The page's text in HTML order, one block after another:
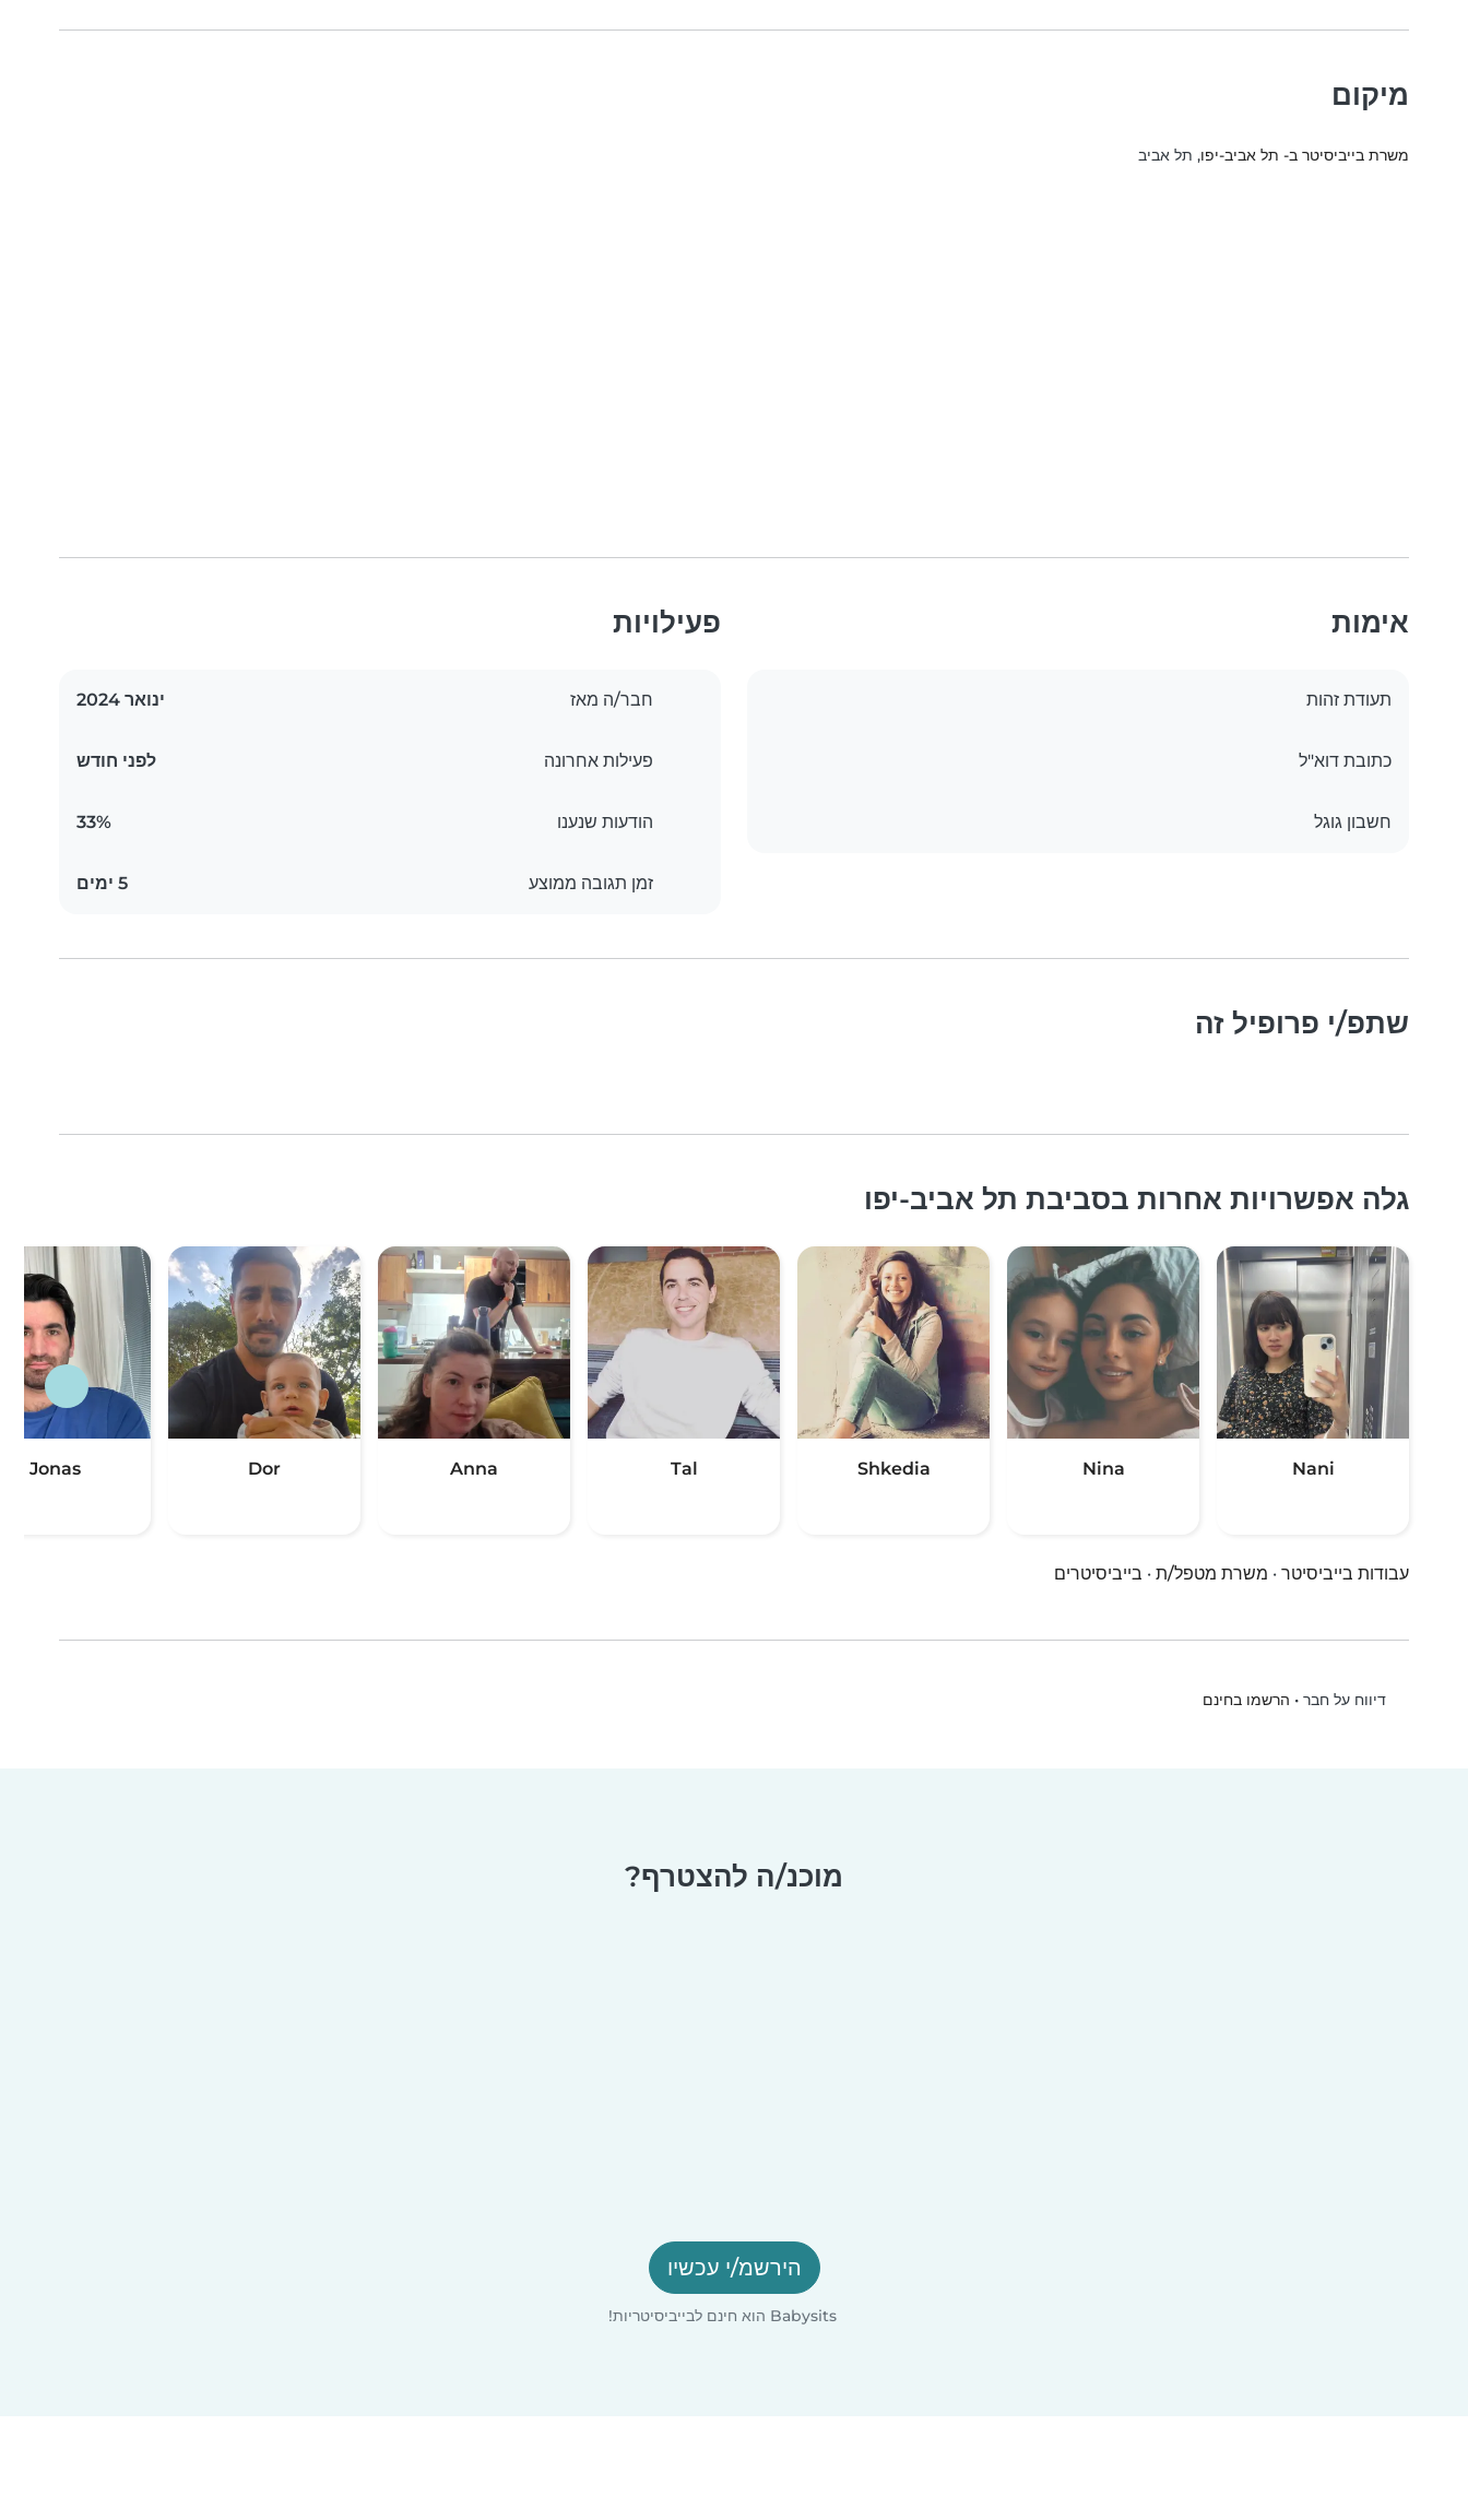
מיקום
משרת בייביסיטר ב- תל אביב-יפו, תל אביב
אימות
תעודת זהות
כתובת דוא"ל
חשבון גוגל
פעילויות
חבר/ה מאז ינואר 2024
פעילות אחרונה לפני חודש
הודעות שנענו 33%
זמן תגובה ממוצע 5 ימים
שתפ/י פרופיל זה
גלה אפשרויות אחרות בסביבת תל אביב-יפו
Nani
Nina
Shkedia
Tal
Anna
Dor
Jonas
עבודות בייביסיטר · משרת מטפל/ת · בייביסיטרים
דיווח על חבר • הרשמו בחינם
מוכנ/ה להצטרף?
הירשמ/י עכשיו
Babysits הוא חינם לבייביסיטריות!